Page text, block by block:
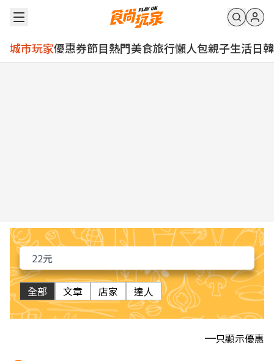
城市玩家優惠券節目熱門美食旅行懶人包親子生活日韓
全部 文章 店家 達人
只顯示優惠